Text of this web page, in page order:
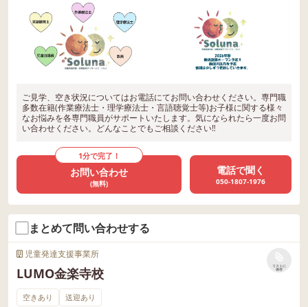
ご見学、空き状況についてはお電話にてお問い合わせください。専門職
多数在籍(作業療法士・理学療法士・言語聴覚士等)お子様に関する様々
なお悩みを各専門職員がサポートいたします。気になられたら一度お問
い合わせください。どんなことでもご相談ください‼
1分で完了！
お問い合わせ
(無料)
電話で聞く
050-1807-1976
まとめて問い合わせする
児童発達支援事業所
LUMO金楽寺校
リストに
保存
空きあり 送迎あり